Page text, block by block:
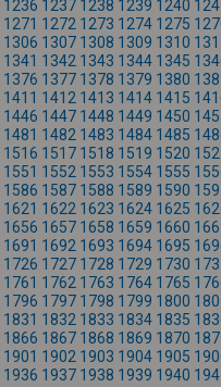
1236 1237 1238 1239 1240
1271 1272 1273 1274 1275
1306 1307 1308 1309 1310
1341 1342 1343 1344 1345
1376 1377 1378 1379 1380
1411 1412 1413 1414 1415
1446 1447 1448 1449 1450
1481 1482 1483 1484 1485
1516 1517 1518 1519 1520
1551 1552 1553 1554 1555
1586 1587 1588 1589 1590
1621 1622 1623 1624 1625
1656 1657 1658 1659 1660
1691 1692 1693 1694 1695
1726 1727 1728 1729 1730
1761 1762 1763 1764 1765
1796 1797 1798 1799 1800
1831 1832 1833 1834 1835
1866 1867 1868 1869 1870
1901 1902 1903 1904 1905
1936 1937 1938 1939 1940